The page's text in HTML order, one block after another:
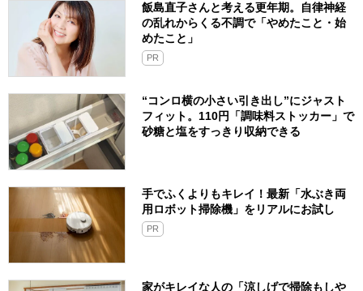
飯島直子さんと考える更年期。自律神経
の乱れからくる不調で「やめたこと・始
めたこと」
PR
“コンロ横の小さい引き出し”にジャスト
フィット。110円「調味料ストッカー」で
砂糖と塩をすっきり収納できる
手でふくよりもキレイ！最新「水ぶき両
用ロボット掃除機」をリアルにお試し
PR
家がキレイな人の「涼しげで掃除もしや